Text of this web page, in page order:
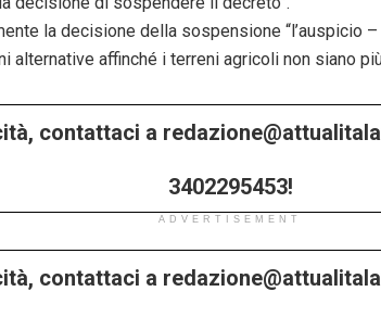
la decisione della sospensione “l’auspicio
alternative affinché i terreni agricoli non siano più
contattaci a
3402295453!
ADVERTISEMENT
contattaci a